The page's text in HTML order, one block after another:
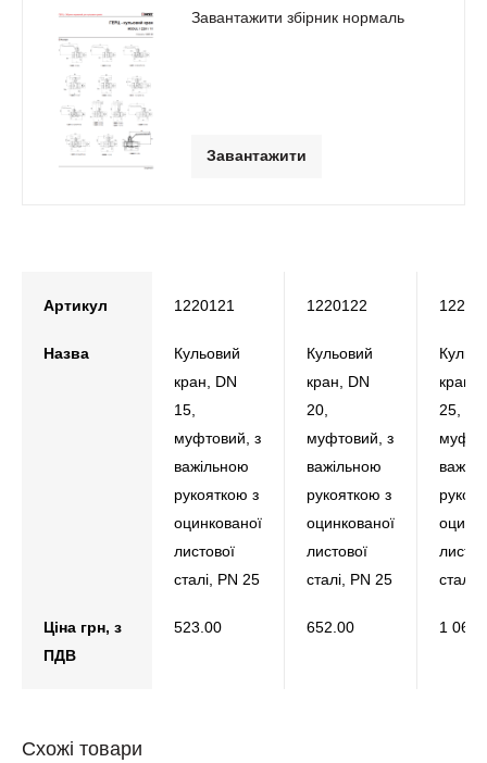
Завантажити збірник нормаль
Завантажити
Артикул 1220121 1220122
Назва
Кульовий
кран, DN
15,
муфтовий, з
важільною
рукояткою з
оцинкованої
листової
сталі, РN 25
Кульовий
кран, DN
20,
муфтовий, з
важільною
рукояткою з
оцинкованої
листової
сталі, РN 25
кран,
25,
сталі,
Ціна грн, з
ПДВ
523.00 652.00 1
Схожі товари